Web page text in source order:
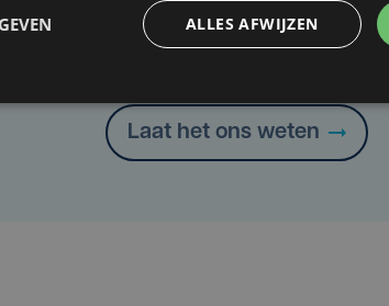
Taalfout opgemerkt?
Laat het ons weten
ALLES AFWIJZEN